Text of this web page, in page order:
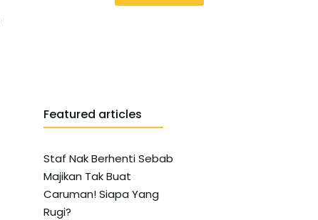
Featured articles
Staf Nak Berhenti Sebab
Majikan Tak Buat
Caruman! Siapa Yang
Rugi?